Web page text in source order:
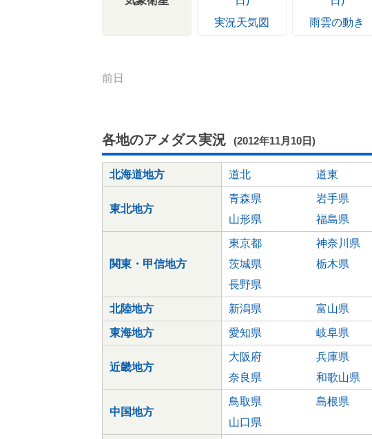
実況天気図
雨雲の動き
前日
各地のアメダス実況 (2012年11月10日)
北海道地方 道北 道東
東北地方
青森県 岩手県
山形県
福島県
関東・甲信地方
東京都 神奈川県
茨城県
栃木県
長野県
北陸地方 新潟県 富山県
東海地方 愛知県 岐阜県
近畿地方
大阪府 兵庫県
奈良県
和歌山県
中国地方
鳥取県 島根県
山口県